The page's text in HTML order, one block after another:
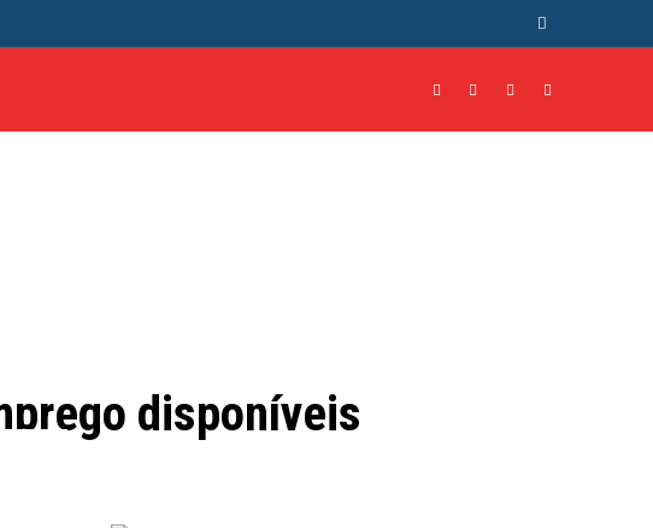
disponíveis